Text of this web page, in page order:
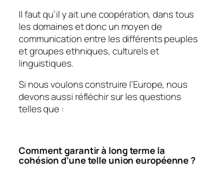
Il faut qu’il y ait une coopération, dans tous
les domaines et donc un moyen de
communication entre les différents peuples
et groupes ethniques, culturels et
linguistiques.
Si nous voulons construire l’Europe, nous
devons aussi réfléchir sur les questions
telles que :
Comment garantir à long terme la
cohésion d’une telle union européenne ?